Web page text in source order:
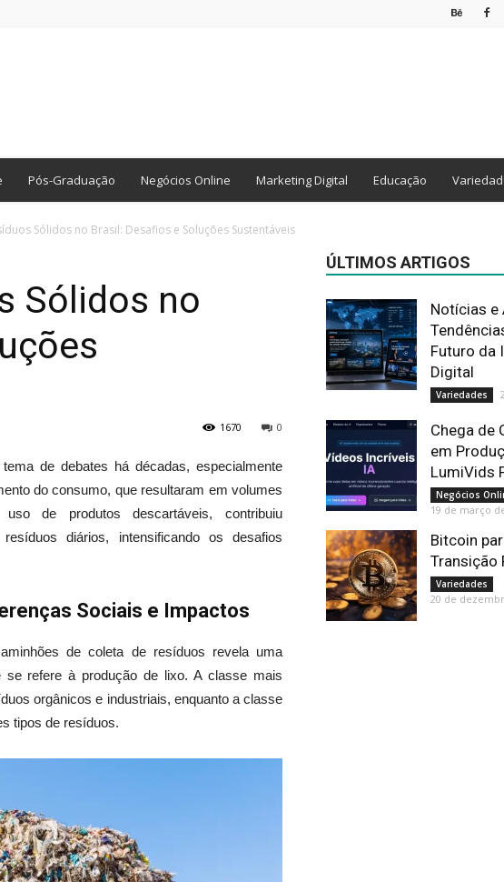
Pós-Graduação Negócios Online Marketing Digital Educação
Sólidos no Brasil: Desafios e Soluções Sustentáveis
Sólidos no
0
1670
de debates há décadas, especialmente
do consumo, que resultaram em volumes
de produtos descartáveis, contribuiu
diários, intensificando os desafios
Sociais e Impactos
de coleta de resíduos revela uma
refere à produção de lixo. A classe mais
orgânicos e industriais, enquanto a classe
tipos de resíduos.
ÚLTIMOS ARTIGOS
Notícias e
Futuro da
Digital
Variedades
Chega de
em
LumiVids
Negócios
19 de março
Bitcoin
Transição
Variedades
20 de